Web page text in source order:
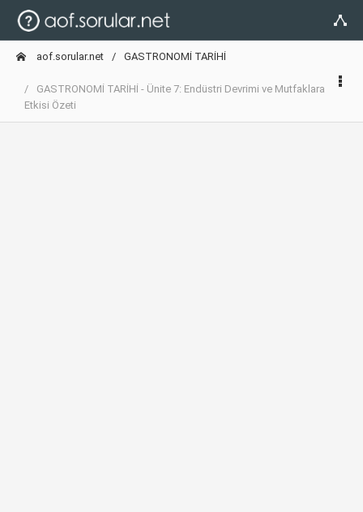
aof.sorular.net GASTRONOMİ TARİHİ
GASTRONOMİ TARİHİ - Ünite 7: Endüstri Devrimi ve Mutfaklara
Etkisi Özeti